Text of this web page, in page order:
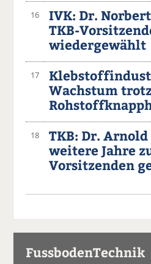
16
IVK: Dr.
TKB-
wiedergewählt
17
Wachstum
18
TKB: Dr.
weitere Jahre
Vorsitzenden
FussbodenTechnik